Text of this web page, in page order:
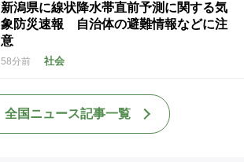
新潟県に線状降水帯直前予測に関する気
象防災速報 自治体の避難情報などに注
意
58分前 社会
全国ニュース記事一覧